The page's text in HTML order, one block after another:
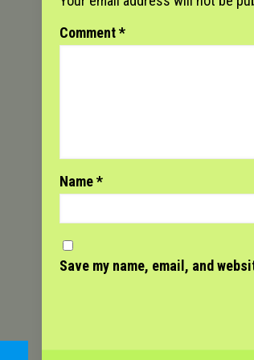
Comment*
Name*
Save my name, email, and